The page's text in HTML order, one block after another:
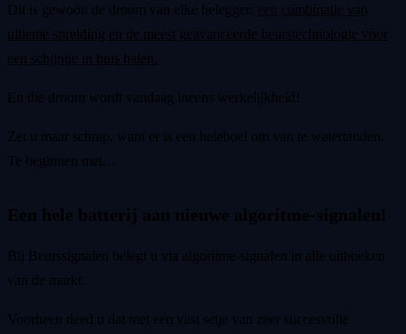
Dit is gewoon de droom van elke belegger: een combinatie van
ultieme spreiding en de meest geavanceerde beurstechnologie voor
een schijntje in huis halen.
En die droom wordt vandaag ineens werkelijkheid!
Zet u maar schrap, want er is een heleboel om van te watertanden.
Te beginnen met…
Een hele batterij aan nieuwe algoritme-signalen!
Bij Beurssignalen belegt u via algoritme-signalen in alle uithoeken
van de markt.
Voorheen deed u dat met een vast setje van zeer succesvolle